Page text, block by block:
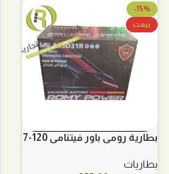
-15%
بيعت
بطارية رومي باور فيتنامي 120-7
بطاريات